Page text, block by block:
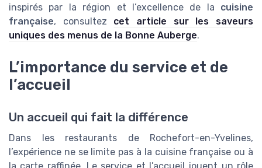
inspirés par la région et l’excellence de la cuisine
française, consultez cet article sur les saveurs
uniques des menus de la Bonne Auberge.
L’importance du service et de
l’accueil
Un accueil qui fait la différence
Dans les restaurants de Rochefort-en-Yvelines,
l’expérience ne se limite pas à la cuisine française ou à
la carte raffinée. Le service et l’accueil jouent un rôle